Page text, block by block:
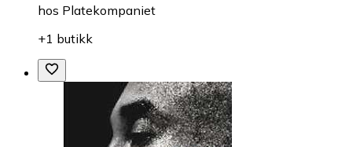
hos Platekompaniet
+1 butikk